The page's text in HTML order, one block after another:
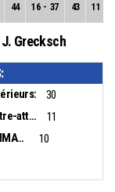
44 16 - 37 43 11
J. Grecksch
30
Pts en contre-attaque:
11
STAT_TEAMMATCH_BASKETBALL_sBiggestLead_NAME:
10